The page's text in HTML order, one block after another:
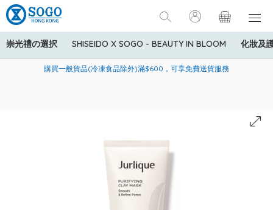
崇光禮の選択 SHISEIDO X SOGO - BEAUTY IN BLOOM 化妝及
美國運通Explorer®信用卡會員購物禮遇：高達5%簽賬回贈！
購買一般貨品(冷凍食品除外)滿$600，可享免費送貨服務
寄送中國內地服務只適用於指定商品，若訂單金額少於HK$600(折